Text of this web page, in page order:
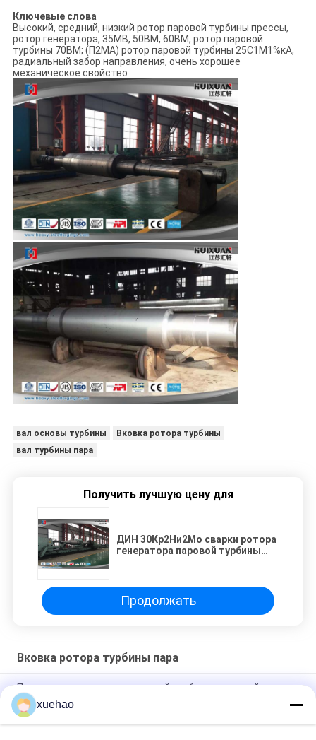
Ключевые слова
Высокий, средний, низкий ротор паровой турбины прессы,
ротор генератора, 35МВ, 50ВМ, 60ВМ, ротор паровой
турбины 70ВМ; (П2МА) ротор паровой турбины 25С1М1%кА,
радиальный забор направления, очень хорошее
механическое свойство
вал основы турбины
Вковка ротора турбины
вал турбины пара
Получить лучшую цену для
ДИН 30Кр2Ни2Мо сварки ротора
генератора паровой турбины
Продолжать
Вковка ротора турбины пара
Процесс вковки ротора паровой турбины стальной с
калибровать, ковать нержавеющий
Супер стальная вковка ротора паровой турбины,
xuehao